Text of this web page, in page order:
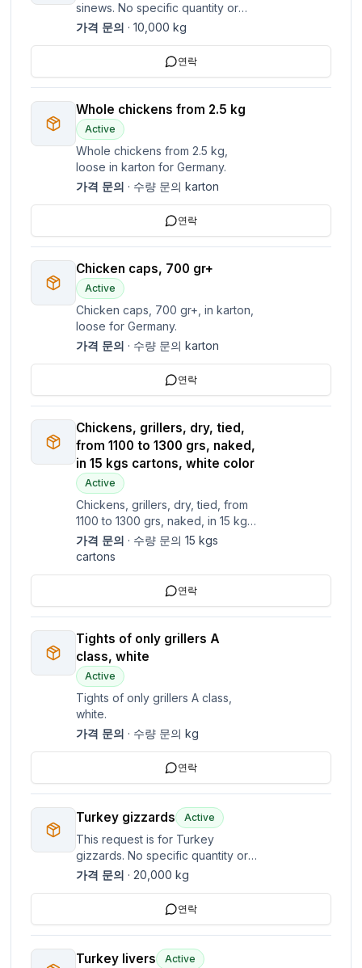
sinews. No specific quantity or
price is mentioned.
가격 문의 ·10,000 kg
연락
Whole chickens from 2.5 kg
Active
Whole chickens from 2.5 kg,
loose in karton for Germany.
가격 문의 · 수량 문의 karton
연락
Chicken caps, 700 gr+
Active
Chicken caps, 700 gr+, in karton,
loose for Germany.
가격 문의 · 수량 문의 karton
연락
Chickens, grillers, dry, tied,
from 1100 to 1300 grs, naked,
in 15 kgs cartons, white color
Active
Chickens, grillers, dry, tied, from
1100 to 1300 grs, naked, in 15 kgs
cartons, white color.
가격 문의 · 수량 문의 15 kgs
cartons
연락
Tights of only grillers A
class, white
Active
Tights of only grillers A class,
white.
가격 문의 · 수량 문의 kg
연락
Turkey gizzards Active
This request is for Turkey
gizzards. No specific quantity or
price details are provided.
가격 문의 ·20,000 kg
연락
Turkey livers Active